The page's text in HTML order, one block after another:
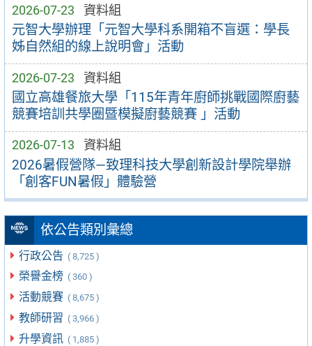
2026-07-23 資料組
元智大學辦理「元智大學科系開箱不盲選：學長
姊自然組的線上說明會」活動
2026-07-23 資料組
國立高雄餐旅大學「115年青年廚師挑戰國際廚藝
競賽培訓共學圈暨模擬廚藝競賽 」活動
2026-07-13 資料組
2026暑假營隊—致理科技大學創新設計學院舉辦
「創客FUN暑假」體驗營
依公告類別彙總
行政公告 ( 8,725 )
榮譽金榜 ( 360 )
活動競賽 ( 8,675 )
教師研習 ( 3,966 )
升學資訊 ( 1,885 )